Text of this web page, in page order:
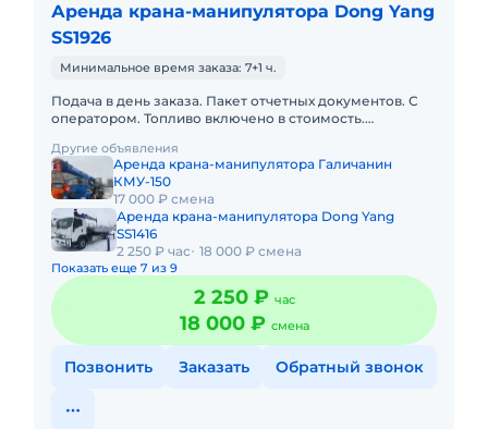
Аренда крана-манипулятора Dong Yang
SS1926
Минимальное время заказа: 7+1 ч.
Подача в день заказа. Пакет отчетных документов. С
оператором. Топливо включено в стоимость.
с малой наработк
Другие объявления
Аренда крана-манипулятора Галичанин
КМУ-150
17 000 ₽ смена
Аренда крана-манипулятора Dong Yang
SS1416
2 250 ₽ час 18 000 ₽ смена
Показать еще 7 из 9
2 250 ₽ час
18 000 ₽ смена
Позвонить Заказать Обратный звонок